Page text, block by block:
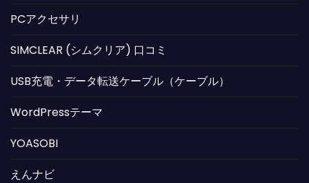
PCアクセサリ
SIMCLEAR (シムクリア) 口コミ
USB充電・データ転送ケーブル（ケーブル）
WordPressテーマ
YOASOBI
えんナビ